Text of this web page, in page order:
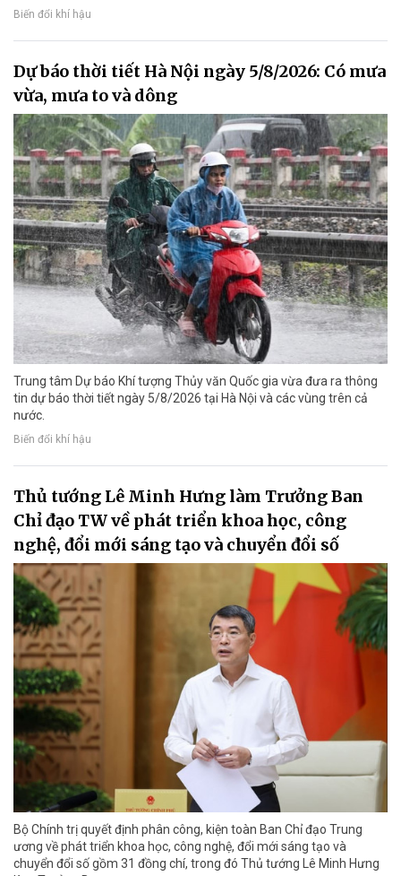
Biến đổi khí hậu
Dự báo thời tiết Hà Nội ngày 5/8/2026: Có mưa
vừa, mưa to và dông
Trung tâm Dự báo Khí tượng Thủy văn Quốc gia vừa đưa ra thông
tin dự báo thời tiết ngày 5/8/2026 tại Hà Nội và các vùng trên cả
nước.
Biến đổi khí hậu
Thủ tướng Lê Minh Hưng làm Trưởng Ban
Chỉ đạo TW về phát triển khoa học, công
nghệ, đổi mới sáng tạo và chuyển đổi số
Bộ Chính trị quyết định phân công, kiện toàn Ban Chỉ đạo Trung
ương về phát triển khoa học, công nghệ, đổi mới sáng tạo và
chuyển đổi số gồm 31 đồng chí, trong đó Thủ tướng Lê Minh Hưng